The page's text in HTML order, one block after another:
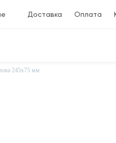
Доставка Оплата
245х75 мм